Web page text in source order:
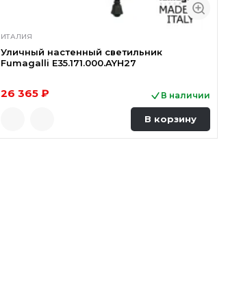
ИТАЛИЯ
Уличный настенный светильник
Fumagalli E35.171.000.AYH27
26 365 ₽ В наличии
В корзину